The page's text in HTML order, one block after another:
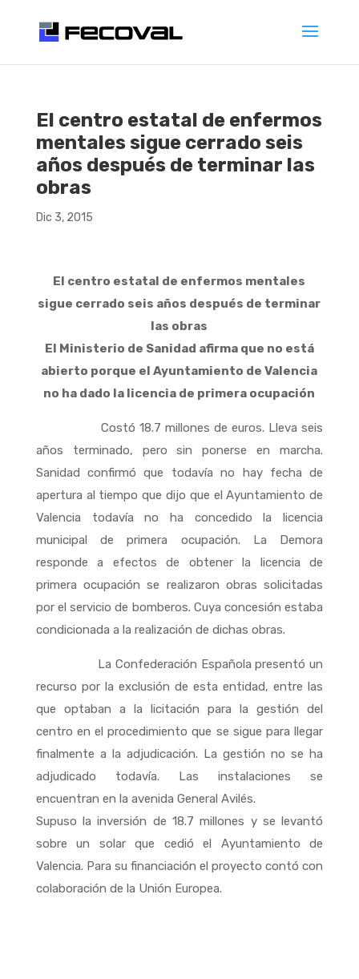
El centro estatal de enfermos
mentales sigue cerrado seis
años después de terminar las
obras
Dic 3, 2015
El centro estatal de enfermos mentales
sigue cerrado seis años después de terminar
las obras
El Ministerio de Sanidad afirma que no está
abierto porque el Ayuntamiento de Valencia
no ha dado la licencia de primera ocupación
Costó 18.7 millones de euros. Lleva seis
años terminado, pero sin ponerse en marcha.
Sanidad confirmó que todavía no hay fecha de
apertura al tiempo que dijo que el Ayuntamiento de
Valencia todavía no ha concedido la licencia
municipal de primera ocupación. La Demora
responde a efectos de obtener la licencia de
primera ocupación se realizaron obras solicitadas
por el servicio de bomberos. Cuya concesión estaba
condicionada a la realización de dichas obras.
La Confederación Española presentó un
recurso por la exclusión de esta entidad, entre las
que optaban a la licitación para la gestión del
centro en el procedimiento que se sigue para llegar
finalmente a la adjudicación. La gestión no se ha
adjudicado todavía. Las instalaciones se
encuentran en la avenida General Avilés.
Supuso la inversión de 18.7 millones y se levantó
sobre un solar que cedió el Ayuntamiento de
Valencia. Para su financiación el proyecto contó con
colaboración de la Unión Europea.